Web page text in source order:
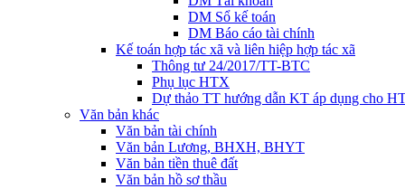
DM Sổ kế toán
DM Báo cáo tài chính
Kế toán hợp tác xã và liên hiệp hợp tác xã
Thông tư 24/2017/TT-BTC
Phụ lục HTX
Dự thảo TT hướng dẫn KT áp dụng cho
Văn bản khác
Văn bản tài chính
Văn bản Lương, BHXH, BHYT
Văn bản tiền thuê đất
Văn bản hồ sơ thầu